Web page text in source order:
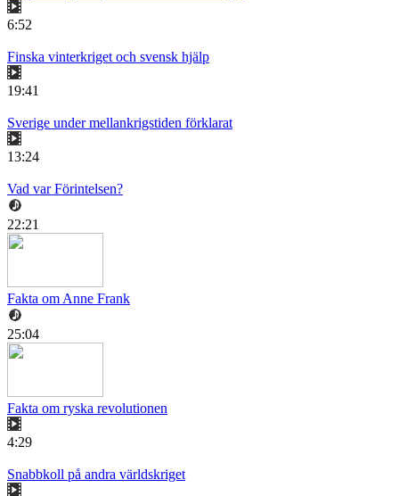
6:52
Finska vinterkriget och svensk hjälp
19:41
Sverige under mellankrigstiden förklarat
13:24
Vad var Förintelsen?
22:21
Fakta om Anne Frank
25:04
Fakta om ryska revolutionen
4:29
Snabbkoll på andra världskriget